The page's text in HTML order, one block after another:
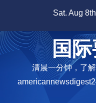
content
Sat. Aug
国
清晨一分钟，了